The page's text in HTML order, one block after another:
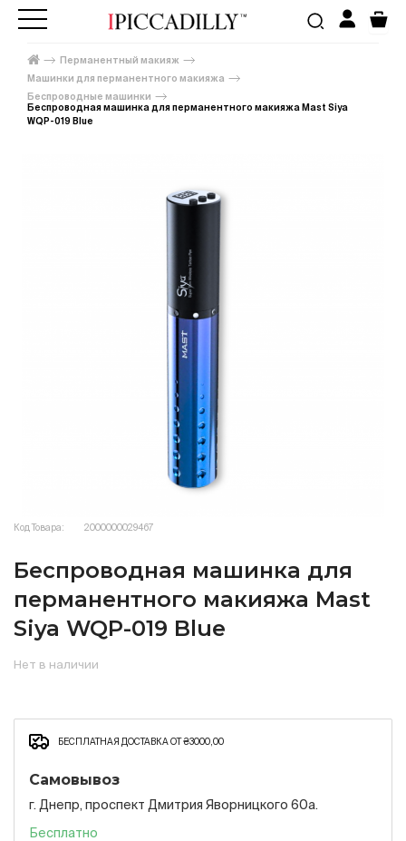
Перманентный макияж
Машинки для перманентного макияжа
Беспроводные машинки
Беспроводная машинка для перманентного макияжа Mast Siya
WQP-019 Blue
Код Товара: 2000000029467
Беспроводная машинка для
перманентного макияжа Mast
Siya WQP-019 Blue
Нет в наличии
БЕСПЛАТНАЯ ДОСТАВКА ОТ ₴3000,00
Самовывоз
г. Днепр, проспект Дмитрия Яворницкого 60а.
Бесплатно